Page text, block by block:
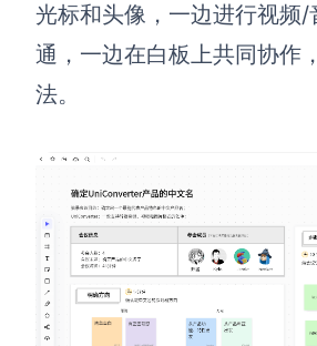
帮助支持
探索创意灵感与高效协作技巧
定价
光标和头像，一边进行视频/
通，一边在白板上共同协作
法。